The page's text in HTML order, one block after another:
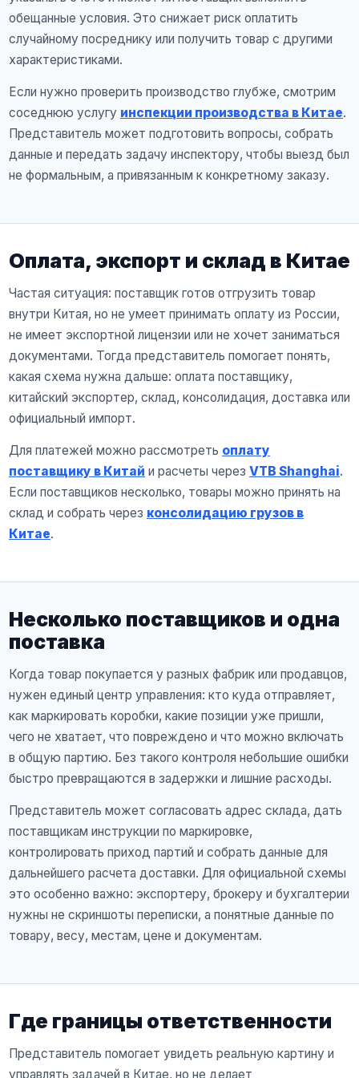
обещанные условия. Это снижает риск оплатить
случайному посреднику или получить товар с другими
характеристиками.
Если нужно проверить производство глубже, смотрим
соседнюю услугу инспекции производства в Китае.
Представитель может подготовить вопросы, собрать
данные и передать задачу инспектору, чтобы выезд был
не формальным, а привязанным к конкретному заказу.
Оплата, экспорт и склад в Китае
Частая ситуация: поставщик готов отгрузить товар
внутри Китая, но не умеет принимать оплату из России,
не имеет экспортной лицензии или не хочет заниматься
документами. Тогда представитель помогает понять,
какая схема нужна дальше: оплата поставщику,
китайский экспортер, склад, консолидация, доставка или
официальный импорт.
Для платежей можно рассмотреть оплату
поставщику в Китай и расчеты через VTB Shanghai.
Если поставщиков несколько, товары можно принять на
склад и собрать через консолидацию грузов в
Китае.
Несколько поставщиков и одна
поставка
Когда товар покупается у разных фабрик или продавцов,
нужен единый центр управления: кто куда отправляет,
как маркировать коробки, какие позиции уже пришли,
чего не хватает, что повреждено и что можно включать
в общую партию. Без такого контроля небольшие ошибки
быстро превращаются в задержки и лишние расходы.
Представитель может согласовать адрес склада, дать
поставщикам инструкции по маркировке,
контролировать приход партий и собрать данные для
дальнейшего расчета доставки. Для официальной схемы
это особенно важно: экспортеру, брокеру и бухгалтерии
нужны не скриншоты переписки, а понятные данные по
товару, весу, местам, цене и документам.
Где границы ответственности
Представитель помогает увидеть реальную картину и
управлять задачей в Китае, но не делает